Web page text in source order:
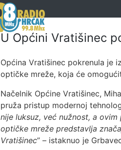
U Općini Vratišinec
Općina Vratišinec pokrenula je
optičke mreže, koja će
Načelnik Općine Vratišinec,
pruža pristup modernoj
nije luksuz, već nužnost, a
optičke mreže predstavlja
Vratišinec” – istaknuo je